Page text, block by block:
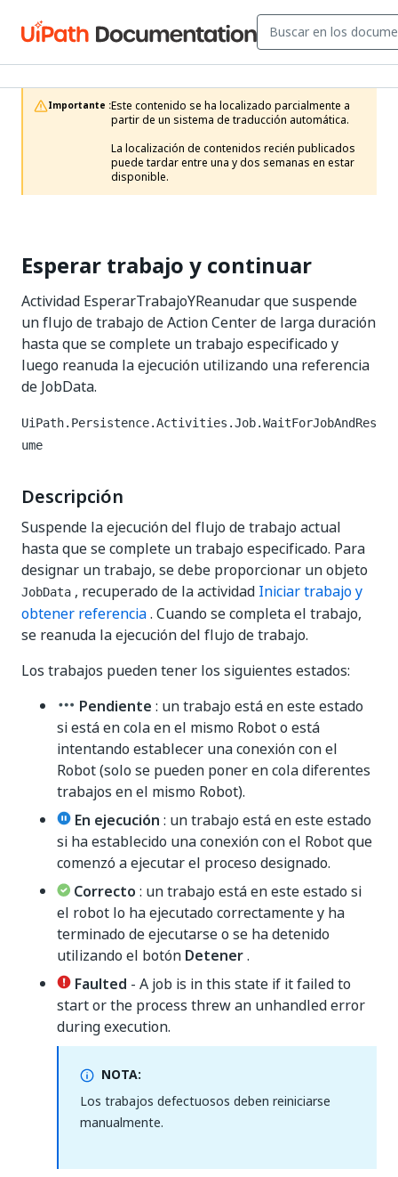
Importante :Este contenido se ha localizado parcialmente a
partir de un sistema de traducción automática.
La localización de contenidos recién publicados
puede tardar entre una y dos semanas en estar
disponible.
Esperar trabajo y continuar
Actividad EsperarTrabajoYReanudar que suspende
un flujo de trabajo de Action Center de larga duración
hasta que se complete un trabajo especificado y
luego reanuda la ejecución utilizando una referencia
de JobData.
UiPath.Persistence.Activities.Job.WaitForJobAndRes
ume
Descripción
Suspende la ejecución del flujo de trabajo actual
hasta que se complete un trabajo especificado. Para
designar un trabajo, se debe proporcionar un objeto
JobData , recuperado de la actividad Iniciar trabajo y
obtener referencia. Cuando se completa el trabajo,
se reanuda la ejecución del flujo de trabajo.
Los trabajos pueden tener los siguientes estados:
Pendiente : un trabajo está en este estado
si está en cola en el mismo Robot o está
intentando establecer una conexión con el
Robot (solo se pueden poner en cola diferentes
trabajos en el mismo Robot).
En ejecución : un trabajo está en este estado
si ha establecido una conexión con el Robot que
comenzó a ejecutar el proceso designado.
Correcto : un trabajo está en este estado si
el robot lo ha ejecutado correctamente y ha
terminado de ejecutarse o se ha detenido
utilizando el botón Detener.
Faulted - A job is in this state if it failed to
start or the process threw an unhandled error
during execution.
NOTA:
Los trabajos defectuosos deben reiniciarse
manualmente.